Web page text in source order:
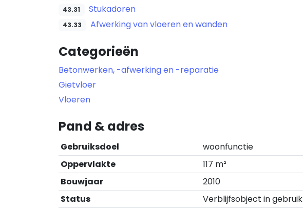
43.31 Stukadoren
43.33 Afwerking van vloeren en wanden
Categorieën
Betonwerken, -afwerking en -reparatie
Gietvloer
Vloeren
Pand & adres
Gebruiksdoel
woonfunctie
Oppervlakte
117 m²
Bouwjaar
2010
Status
Verblijfsobject in gebruik